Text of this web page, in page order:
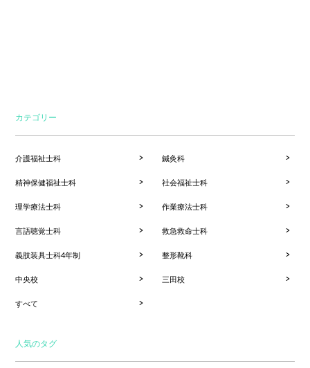
カテゴリー
介護福祉士科 鍼灸科
精神保健福祉士科 社会福祉士科
理学療法士科 作業療法士科
言語聴覚士科 救急救命士科
義肢装具士科4年制 整形靴科
中央校 三田校
すべて
人気のタグ